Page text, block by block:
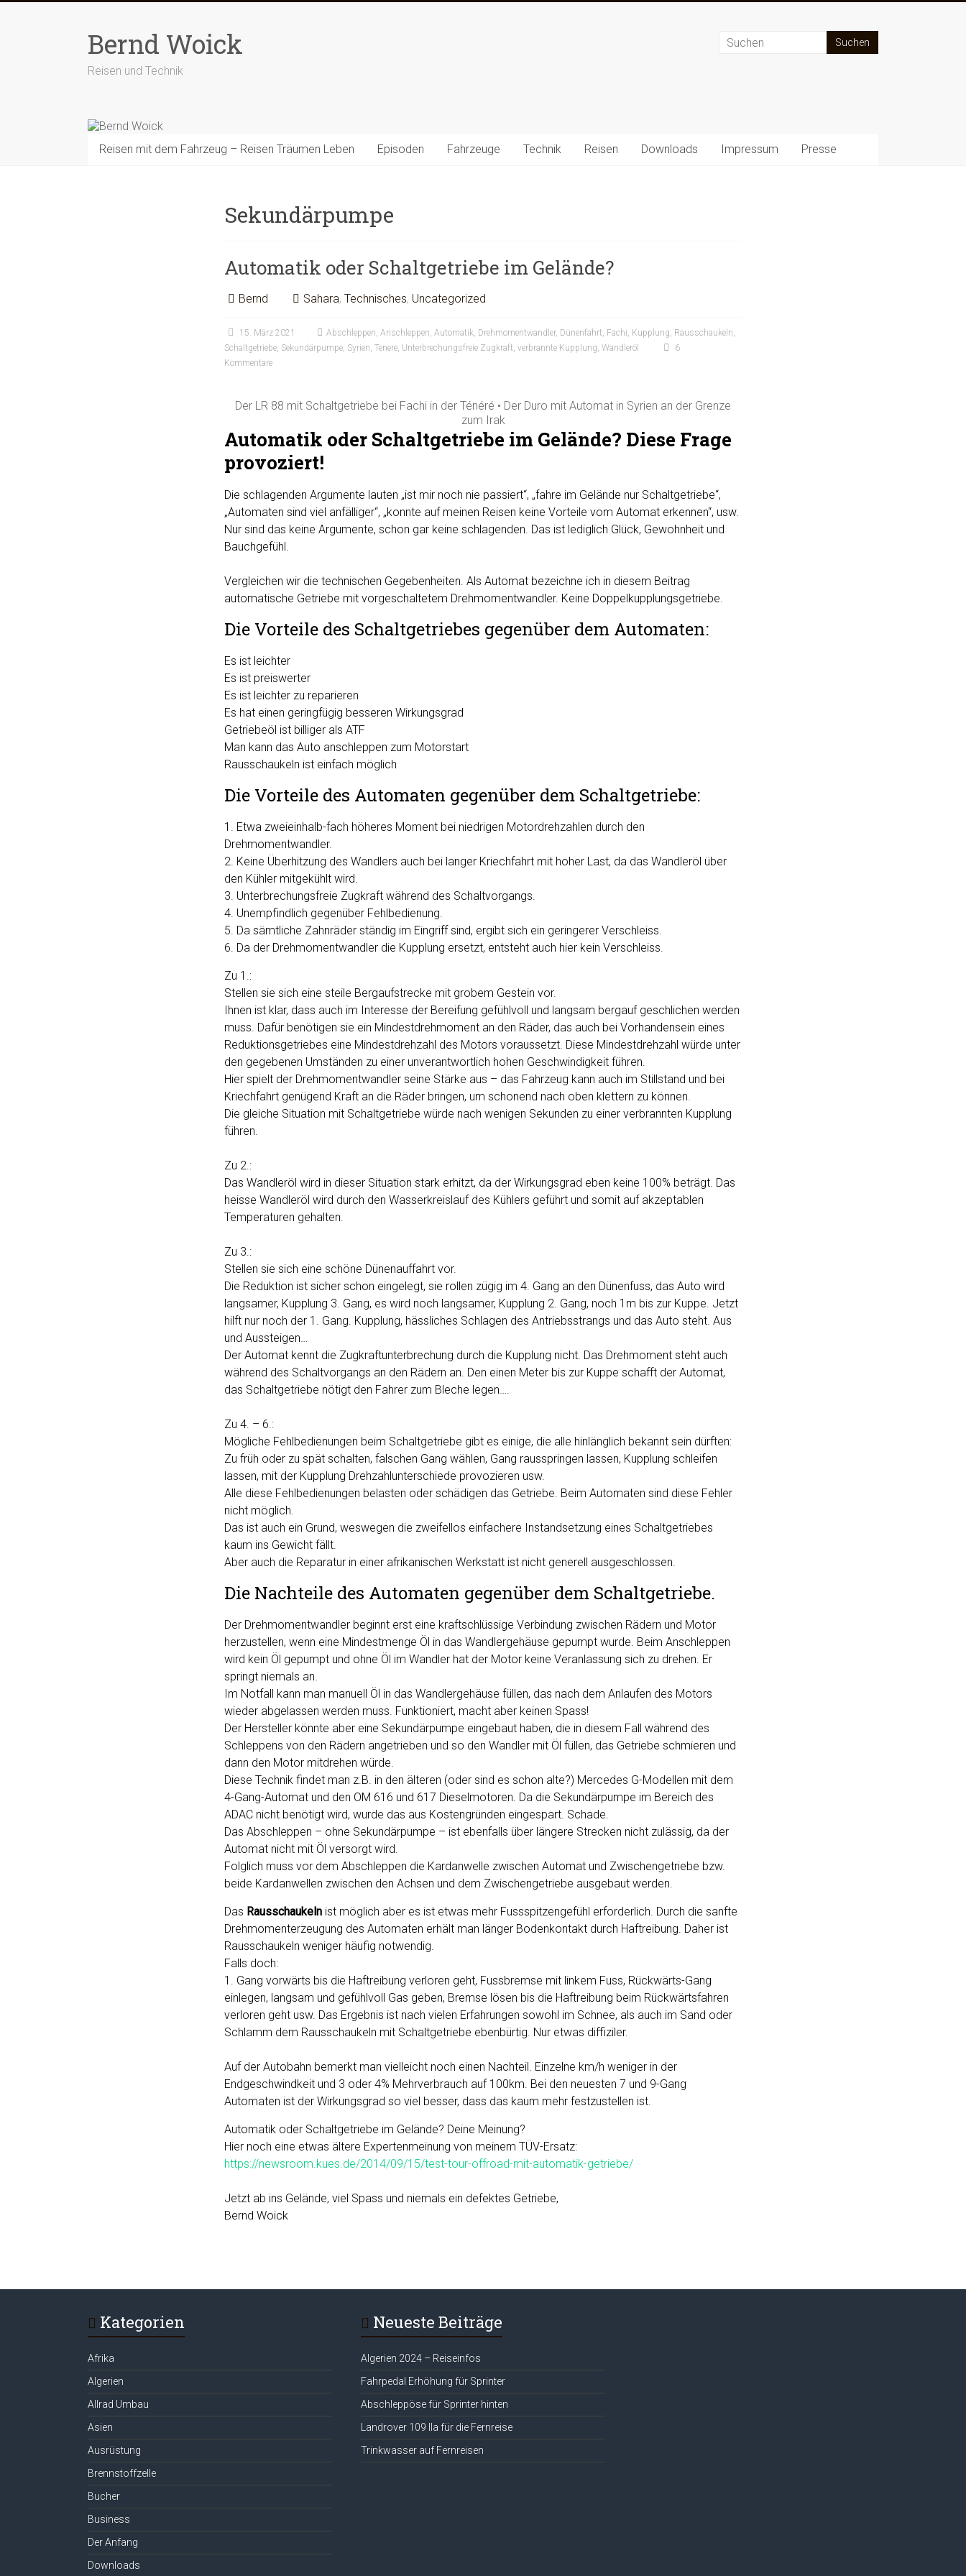
Bernd Woick
Reisen und Technik
Reisen mit dem Fahrzeug – Reisen Träumen Leben Episoden Fahrzeuge Technik Reisen Downloads Impressum Presse
Sekundärpumpe
Automatik oder Schaltgetriebe im Gelände?
Bernd Sahara, Technisches, Uncategorized
15. März 2021 Abschleppen, Anschleppen, Automatik, Drehmomentwandler, Dünenfahrt, Fachi, Kupplung, Rausschaukeln,
Schaltgetriebe, Sekundärpumpe, Syrien, Tenere, Unterbrechungsfreie Zugkraft, verbrannte Kupplung, Wandleröl
6
Kommentare
Der LR 88 mit Schaltgetriebe bei Fachi in der Ténéré • Der Duro mit Automat in Syrien an der Grenze
zum Irak
Automatik oder Schaltgetriebe im Gelände? Diese Frage
provoziert!
Die schlagenden Argumente lauten „ist mir noch nie passiert“, „fahre im Gelände nur Schaltgetriebe“,
„Automaten sind viel anfälliger“, „konnte auf meinen Reisen keine Vorteile vom Automat erkennen“, usw.
Nur sind das keine Argumente, schon gar keine schlagenden. Das ist lediglich Glück, Gewohnheit und
Bauchgefühl.
Vergleichen wir die technischen Gegebenheiten. Als Automat bezeichne ich in diesem Beitrag
automatische Getriebe mit vorgeschaltetem Drehmomentwandler. Keine Doppelkupplungsgetriebe.
Die Vorteile des Schaltgetriebes gegenüber dem Automaten:
Es ist leichter
Es ist preiswerter
Es ist leichter zu reparieren
Es hat einen geringfügig besseren Wirkungsgrad
Getriebeöl ist billiger als ATF
Man kann das Auto anschleppen zum Motorstart
Rausschaukeln ist einfach möglich
Die Vorteile des Automaten gegenüber dem Schaltgetriebe:
1. Etwa zweieinhalb-fach höheres Moment bei niedrigen Motordrehzahlen durch den
Drehmomentwandler.
2. Keine Überhitzung des Wandlers auch bei langer Kriechfahrt mit hoher Last, da das Wandleröl über
den Kühler mitgekühlt wird.
3. Unterbrechungsfreie Zugkraft während des Schaltvorgangs.
4. Unempfindlich gegenüber Fehlbedienung.
5. Da sämtliche Zahnräder ständig im Eingriff sind, ergibt sich ein geringerer Verschleiss.
6. Da der Drehmomentwandler die Kupplung ersetzt, entsteht auch hier kein Verschleiss.
Zu 1.:
Stellen sie sich eine steile Bergaufstrecke mit grobem Gestein vor.
Ihnen ist klar, dass auch im Interesse der Bereifung gefühlvoll und langsam bergauf geschlichen werden
muss. Dafür benötigen sie ein Mindestdrehmoment an den Räder, das auch bei Vorhandensein eines
Reduktionsgetriebes eine Mindestdrehzahl des Motors voraussetzt. Diese Mindestdrehzahl würde unter
den gegebenen Umständen zu einer unverantwortlich hohen Geschwindigkeit führen.
Hier spielt der Drehmomentwandler seine Stärke aus – das Fahrzeug kann auch im Stillstand und bei
Kriechfahrt genügend Kraft an die Räder bringen, um schonend nach oben klettern zu können.
Die gleiche Situation mit Schaltgetriebe würde nach wenigen Sekunden zu einer verbrannten Kupplung
führen.
Zu 2.:
Das Wandleröl wird in dieser Situation stark erhitzt, da der Wirkungsgrad eben keine 100% beträgt. Das
heisse Wandleröl wird durch den Wasserkreislauf des Kühlers geführt und somit auf akzeptablen
Temperaturen gehalten.
Zu 3.:
Stellen sie sich eine schöne Dünenauffahrt vor.
Die Reduktion ist sicher schon eingelegt, sie rollen zügig im 4. Gang an den Dünenfuss, das Auto wird
langsamer, Kupplung 3. Gang, es wird noch langsamer, Kupplung 2. Gang, noch 1m bis zur Kuppe. Jetzt
hilft nur noch der 1. Gang. Kupplung, hässliches Schlagen des Antriebsstrangs und das Auto steht. Aus
und Aussteigen…
Der Automat kennt die Zugkraftunterbrechung durch die Kupplung nicht. Das Drehmoment steht auch
während des Schaltvorgangs an den Rädern an. Den einen Meter bis zur Kuppe schafft der Automat,
das Schaltgetriebe nötigt den Fahrer zum Bleche legen….
Zu 4. – 6.:
Mögliche Fehlbedienungen beim Schaltgetriebe gibt es einige, die alle hinlänglich bekannt sein dürften:
Zu früh oder zu spät schalten, falschen Gang wählen, Gang rausspringen lassen, Kupplung schleifen
lassen, mit der Kupplung Drehzahlunterschiede provozieren usw.
Alle diese Fehlbedienungen belasten oder schädigen das Getriebe. Beim Automaten sind diese Fehler
nicht möglich.
Das ist auch ein Grund, weswegen die zweifellos einfachere Instandsetzung eines Schaltgetriebes
kaum ins Gewicht fällt.
Aber auch die Reparatur in einer afrikanischen Werkstatt ist nicht generell ausgeschlossen.
Die Nachteile des Automaten gegenüber dem Schaltgetriebe.
Der Drehmomentwandler beginnt erst eine kraftschlüssige Verbindung zwischen Rädern und Motor
herzustellen, wenn eine Mindestmenge Öl in das Wandlergehäuse gepumpt wurde. Beim Anschleppen
wird kein Öl gepumpt und ohne Öl im Wandler hat der Motor keine Veranlassung sich zu drehen. Er
springt niemals an.
Im Notfall kann man manuell Öl in das Wandlergehäuse füllen, das nach dem Anlaufen des Motors
wieder abgelassen werden muss. Funktioniert, macht aber keinen Spass!
Der Hersteller könnte aber eine Sekundärpumpe eingebaut haben, die in diesem Fall während des
Schleppens von den Rädern angetrieben und so den Wandler mit Öl füllen, das Getriebe schmieren und
dann den Motor mitdrehen würde.
Diese Technik findet man z.B. in den älteren (oder sind es schon alte?) Mercedes G-Modellen mit dem
4-Gang-Automat und den OM 616 und 617 Dieselmotoren. Da die Sekundärpumpe im Bereich des
ADAC nicht benötigt wird, wurde das aus Kostengründen eingespart. Schade.
Das Abschleppen – ohne Sekundärpumpe – ist ebenfalls über längere Strecken nicht zulässig, da der
Automat nicht mit Öl versorgt wird.
Folglich muss vor dem Abschleppen die Kardanwelle zwischen Automat und Zwischengetriebe bzw.
beide Kardanwellen zwischen den Achsen und dem Zwischengetriebe ausgebaut werden.
Das Rausschaukeln ist möglich aber es ist etwas mehr Fussspitzengefühl erforderlich. Durch die sanfte
Drehmomenterzeugung des Automaten erhält man länger Bodenkontakt durch Haftreibung. Daher ist
Rausschaukeln weniger häufig notwendig.
Falls doch:
1. Gang vorwärts bis die Haftreibung verloren geht, Fussbremse mit linkem Fuss, Rückwärts-Gang
einlegen, langsam und gefühlvoll Gas geben, Bremse lösen bis die Haftreibung beim Rückwärtsfahren
verloren geht usw. Das Ergebnis ist nach vielen Erfahrungen sowohl im Schnee, als auch im Sand oder
Schlamm dem Rausschaukeln mit Schaltgetriebe ebenbürtig. Nur etwas diffiziler.
Auf der Autobahn bemerkt man vielleicht noch einen Nachteil. Einzelne km/h weniger in der
Endgeschwindkeit und 3 oder 4% Mehrverbrauch auf 100km. Bei den neuesten 7 und 9-Gang
Automaten ist der Wirkungsgrad so viel besser, dass das kaum mehr festzustellen ist.
Automatik oder Schaltgetriebe im Gelände? Deine Meinung?
Hier noch eine etwas ältere Expertenmeinung von meinem TÜV-Ersatz:
https://newsroom.kues.de/2014/09/15/test-tour-offroad-mit-automatik-getriebe/
Jetzt ab ins Gelände, viel Spass und niemals ein defektes Getriebe,
Bernd Woick
Kategorien
Afrika
Algerien
Allrad Umbau
Asien
Ausrüstung
Brennstoffzelle
Bucher
Business
Der Anfang
Downloads
Neueste Beiträge
Algerien 2024 – Reiseinfos
Fahrpedal Erhöhung für Sprinter
Abschleppöse für Sprinter hinten
Landrover 109 IIa für die Fernreise
Trinkwasser auf Fernreisen